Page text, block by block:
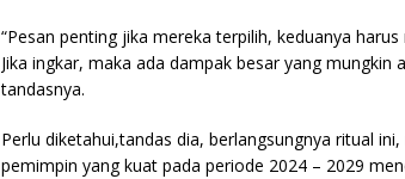
“Pesan penting jika mereka terpilih, keduanya
Jika ingkar, maka ada dampak besar yang
tandasnya.
Perlu diketahui,tandas dia, berlangsungnya ritual
pemimpin yang kuat pada periode 2024 – 2029